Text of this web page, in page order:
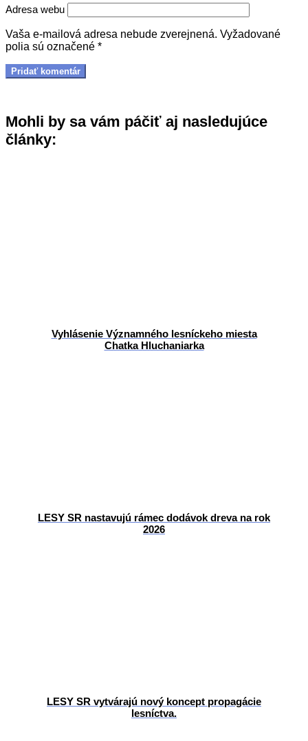
Adresa webu
Vaša e-mailová adresa nebude zverejnená. Vyžadované
polia sú označené *
Mohli by sa vám páčiť aj nasledujúce
články:
Vyhlásenie Významného lesníckeho miesta
Chatka Hluchaniarka
LESY SR nastavujú rámec dodávok dreva na rok
2026
LESY SR vytvárajú nový koncept propagácie
lesníctva.